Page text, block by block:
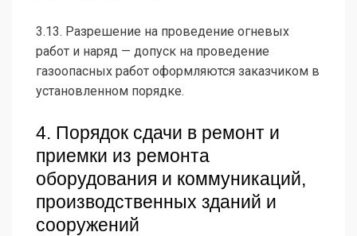
3.13. Разрешение на проведение огневых
работ и наряд — допуск на проведение
газоопасных работ оформляются заказчиком в
установленном порядке.
4. Порядок сдачи в ремонт и
приемки из ремонта
оборудования и коммуникаций,
производственных зданий и
сооружений